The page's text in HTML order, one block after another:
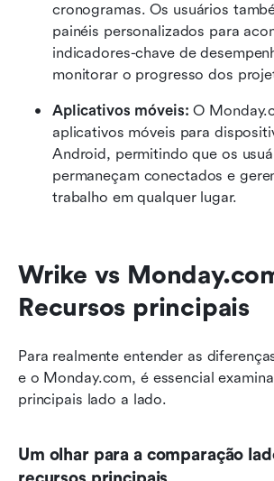
cronogramas. Os usuários
painéis personalizados para
indicadores-chave de
monitorar o progresso dos
Aplicativos móveis: O
aplicativos móveis para
Android, permitindo que os
permaneçam conectados e
trabalho em qualquer lugar.
Wrike vs
Recursos principais
Para realmente entender as
e o Monday.com, é essencial
principais lado a lado.
Um olhar para a comparação